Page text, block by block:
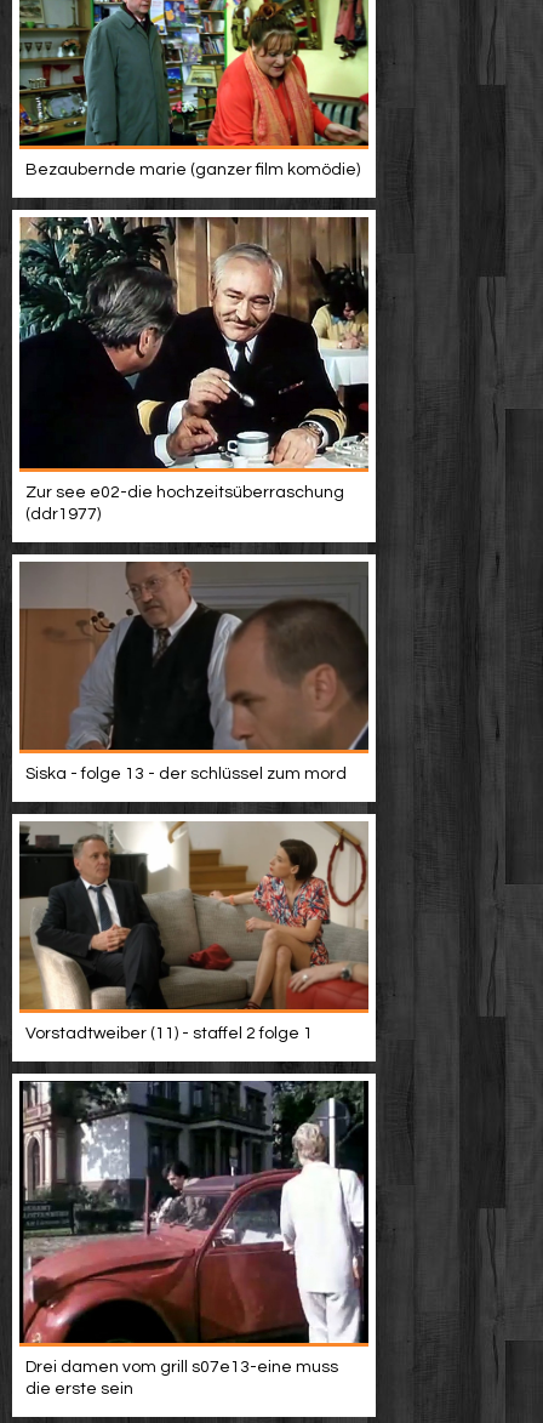
Bezaubernde marie (ganzer film komödie)
Zur see e02-die hochzeitsüberraschung
(ddr1977)
Siska - folge 13 - der schlüssel zum mord
Vorstadtweiber (11) - staffel 2 folge 1
Drei damen vom grill s07e13-eine muss
die erste sein